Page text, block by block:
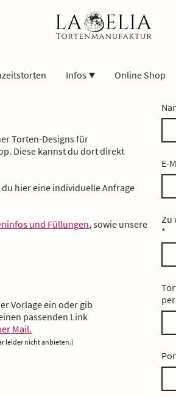
Infos Online Shop
Torten-Designs für
Diese kannst du dort direkt
hier eine individuelle Anfrage
und Füllungen, sowie unsere
Vorlage ein oder gib
passenden Link
Mail.
leider nicht anbieten.)
E-
Zu
*